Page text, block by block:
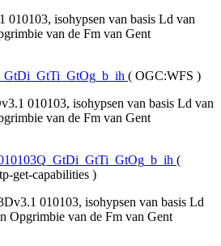
010103, isohypsen van basis Ld van
van de Fm van Gent
( OGC:WFS )
010103, isohypsen van basis Ld van
van de Fm van Gent
(
get-capabilities )
010103, isohypsen van basis Ld
Opgrimbie van de Fm van Gent